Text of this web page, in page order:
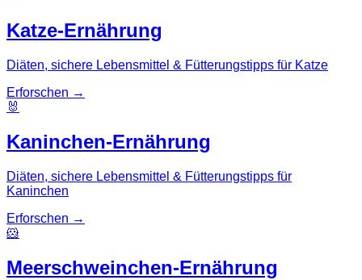
Katze-Ernährung
Diäten, sichere Lebensmittel & Fütterungstipps für Katze
Erforschen →
🐰
Kaninchen-Ernährung
Diäten, sichere Lebensmittel & Fütterungstipps für
Kaninchen
Erforschen →
🐹
Meerschweinchen-Ernährung